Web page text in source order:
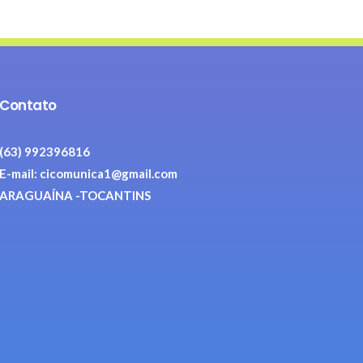
Contato
(63) 992396816
E-mail: cicomunica1@gmail.com
ARAGUAÍNA -TOCANTINS